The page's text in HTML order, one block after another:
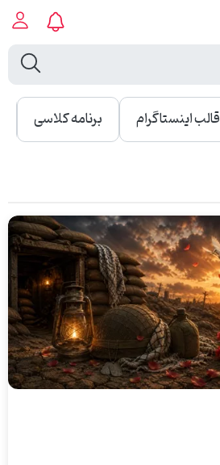
قالب اینستاگرام برنامه کلاسی